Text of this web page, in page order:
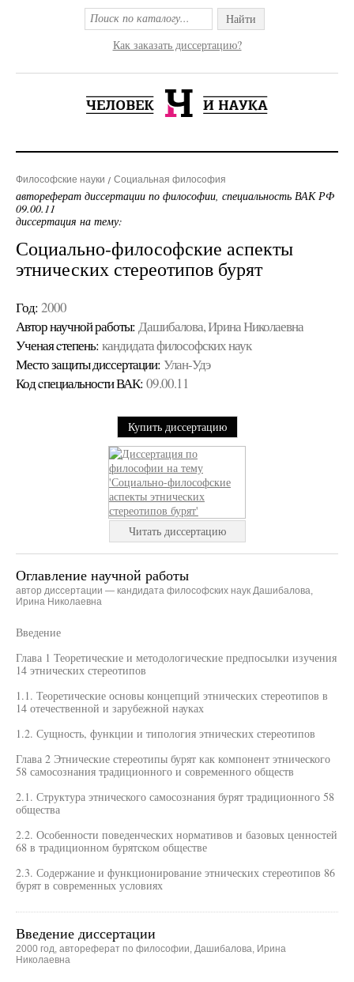
Найти
Как заказать диссертацию?
Философские науки Социальная философия
автореферат диссертации по философии, специальность ВАК РФ
09.00.11
диссертация на тему:
Социально-философские аспекты
этнических стереотипов бурят
Год: 2000
Автор научной работы: Дашибалова, Ирина Николаевна
Ученая cтепень: кандидата философских наук
Место защиты диссертации: Улан-Удэ
Код cпециальности ВАК: 09.00.11
Купить диссертацию
Читать диссертацию
Оглавление научной работы
автор диссертации — кандидата философских наук Дашибалова,
Ирина Николаевна
Введение
Глава 1 Теоретические и методологические предпосылки изучения
14 этнических стереотипов
1.1. Теоретические основы концепций этнических стереотипов в
14 отечественной и зарубежной науках
1.2. Сущность, функции и типология этнических стереотипов
Глава 2 Этнические стереотипы бурят как компонент этнического
58 самосознания традиционного и современного обществ
2.1. Структура этнического самосознания бурят традиционного 58
общества
2.2. Особенности поведенческих нормативов и базовых ценностей
68 в традиционном бурятском обществе
2.3. Содержание и функционирование этнических стереотипов 86
бурят в современных условиях
Введение диссертации
2000 год, автореферат по философии, Дашибалова, Ирина
Николаевна